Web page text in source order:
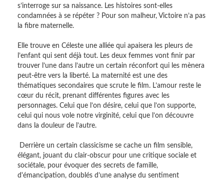
s’interroge sur sa naissance. Les histoires sont-elles
condamnées à se répéter ? Pour son malheur, Victoire n’a pas
la fibre maternelle.
Elle trouve en Céleste une alliée qui apaisera les pleurs de
l’enfant qui sent déjà tout. Les deux femmes vont finir par
trouver l’une dans l’autre un certain réconfort qui les mènera
peut-être vers la liberté. La maternité est une des
thématiques secondaires que scrute le film. L’amour reste le
cœur du récit, prenant différentes figures avec les
personnages. Celui que l’on désire, celui que l’on supporte,
celui qui nous vole notre virginité, celui que l’on découvre
dans la douleur de l’autre.
Derrière un certain classicisme se cache un film sensible,
élégant, jouant du clair-obscur pour une critique sociale et
sociétale, pour évoquer des secrets de famille,
d'émancipation, doublés d’une analyse du sentiment